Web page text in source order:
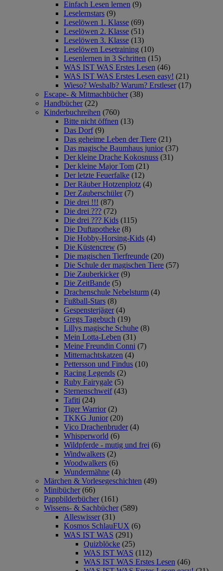
Einfach Lesen lernen (9)
Leselernstars (9)
Leselöwen 1. Klasse (69)
Leselöwen 2. Klasse (51)
Leselöwen 3. Klasse (13)
Leselöwen Lesetraining (10)
Lesenlernen in 3 Schritten (15)
WAS IST WAS Erstes Lesen (46)
WAS IST WAS Erstes Lesen easy! (21)
Wieso? Weshalb? Warum? Erstleser (17)
Escape- & Mitmachbücher (38)
Handbücher (22)
Kinderbuchreihen (760)
Bitte nicht öffnen (13)
Das Dorf (9)
Das geheime Leben der Tiere (21)
Das magische Baumhaus junior (37)
Der kleine Drache Kokosnuss (31)
Der kleine Major Tom (21)
Der letzte Feuerfalke (12)
Der Räuber Hotzenplotz (4)
Der Zauberschüler (7)
Die drei !!! (87)
Die drei ??? (72)
Die drei ??? Kids (115)
Die Duftapotheke (8)
Die Hobby-Horsing-Kids (4)
Die Küstencrew (5)
Die magischen Tierfreunde (20)
Die Schule der magischen Tiere (57)
Die Zauberkicker (9)
Die ZeitBande (5)
Drachenschule Nebelsturm (4)
Fußball-Stars (8)
Gespensterjäger (4)
Gregs Tagebuch (19)
Lillys magische Schuhe (8)
Mein Lotta-Leben (31)
Meine Freundin Conni (7)
Mitternachtskatzen (4)
Pettersson und Findus (10)
Racing Legends (2)
Ruby Fairygale (5)
Sternenschweif (43)
Tafiti (24)
Tiger Warrior (2)
TKKG Junior (20)
Vico Drachenbruder (4)
Whisperworld (6)
Wildpferde - mutig und frei (6)
Windwalkers (2)
Woodwalkers (6)
Wundermähne (4)
Märchen & Vorlesegeschichten (49)
Minibücher (66)
Pappbilderbücher (161)
Wissens- & Sachbücher (589)
Alleswisser (31)
Kosmos SchlauFUX (6)
WAS IST WAS (291)
Quizblöcke (25)
WAS IST WAS (112)
WAS IST WAS Erstes Lesen (46)